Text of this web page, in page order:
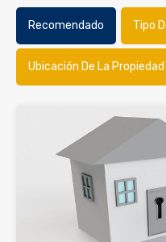
Recomendado Tipo
Ubicación De La Propiedad